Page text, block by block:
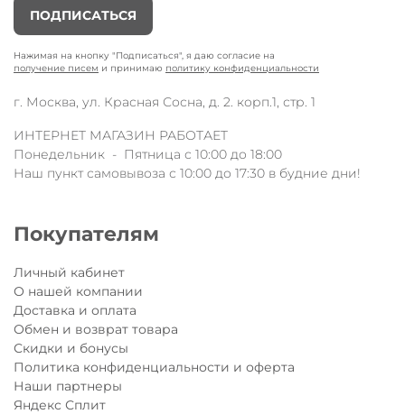
ПОДПИСАТЬСЯ
Нажимая на кнопку "Подписаться", я даю согласие на
получение писем и принимаю политику конфиденциальности
г. Москва, ул. Красная Сосна, д. 2. корп.1, стр. 1
ИНТЕРНЕТ МАГАЗИН РАБОТАЕТ
Понедельник - Пятница с 10:00 до 18:00
Наш пункт самовывоза с 10:00 до 17:30 в будние дни!
Покупателям
Личный кабинет
О нашей компании
Доставка и оплата
Обмен и возврат товара
Скидки и бонусы
Политика конфиденциальности и оферта
Наши партнеры
Яндекс Сплит